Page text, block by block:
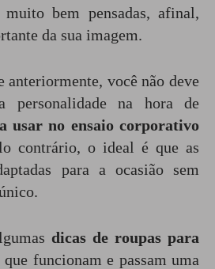
bem pensadas, afinal,
da sua imagem.
anteriormente, você não deve
personalidade na hora de
usar no ensaio corporativo
contrário, o ideal é que as
para a ocasião sem
dicas de roupas para
que funcionam e passam uma